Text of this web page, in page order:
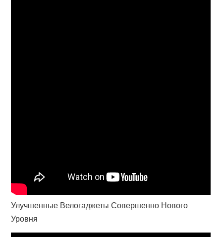
Улучшенные Велогаджеты Совершенно Нового
Уровня